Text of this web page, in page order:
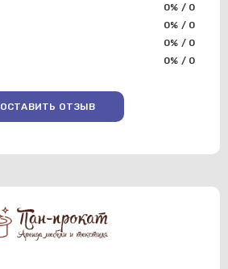
0% / 0
0% / 0
0% / 0
0% / 0
ОСТАВИТЬ ОТЗЫВ